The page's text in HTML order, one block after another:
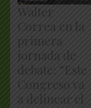
Walter
Correa en la
primera
jornada de
debate: “Este
Congreso va
a delinear el